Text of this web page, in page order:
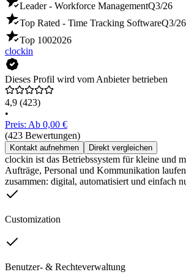
Leader - Workforce ManagementQ3/26
Top Rated - Time Tracking SoftwareQ3/26
Top 1002026
clockin
Dieses Profil wird vom Anbieter betrieben
4,9 (423)
•
Preis: Ab 0,00 €
(423 Bewertungen)
Kontakt aufnehmen Direkt vergleichen
clockin ist das Betriebssystem für kleine und
Aufträge, Personal und Kommunikation
zusammen: digital, automatisiert und einfach
Customization
Benutzer- & Rechteverwaltung